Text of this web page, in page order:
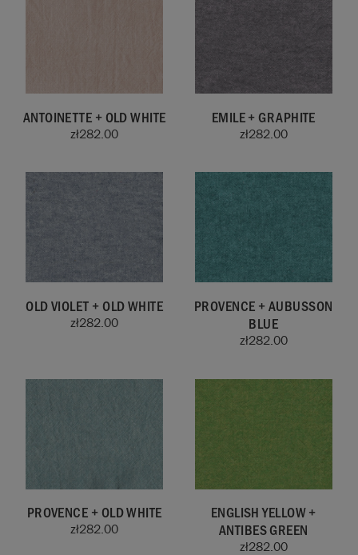
ANTOINETTE + OLD WHITE
zł282.00
EMILE + GRAPHITE
zł282.00
OLD VIOLET + OLD WHITE
zł282.00
PROVENCE + AUBUSSON
BLUE
zł282.00
PROVENCE + OLD WHITE
zł282.00
ENGLISH YELLOW +
ANTIBES GREEN
zł282.00